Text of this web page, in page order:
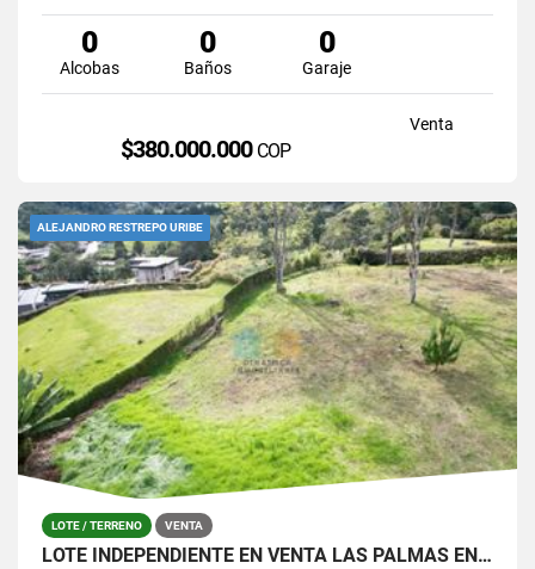
0
Alcobas
0
Baños
0
Garaje
Venta
$380.000.000 COP
ALEJANDRO RESTREPO URIBE
LOTE / TERRENO VENTA
LOTE INDEPENDIENTE EN VENTA LAS PALMAS EN PARCELACIÓN